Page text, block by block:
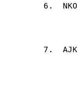
6. NKO
7. AJK